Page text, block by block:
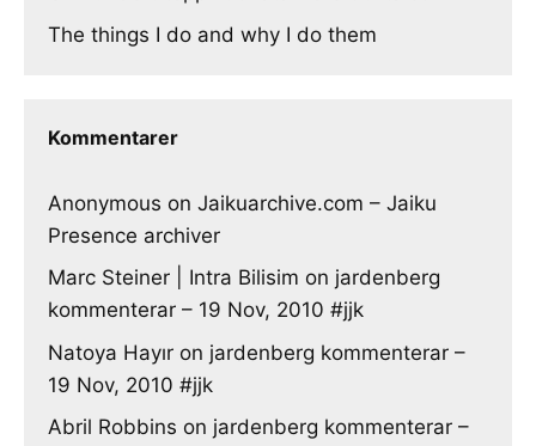
The things I do and why I do them
Kommentarer
Anonymous on Jaikuarchive.com – Jaiku
Presence archiver
Marc Steiner | Intra Bilisim on jardenberg
kommenterar – 19 Nov, 2010 #jjk
Natoya Hayır on jardenberg kommenterar –
19 Nov, 2010 #jjk
Abril Robbins on jardenberg kommenterar –